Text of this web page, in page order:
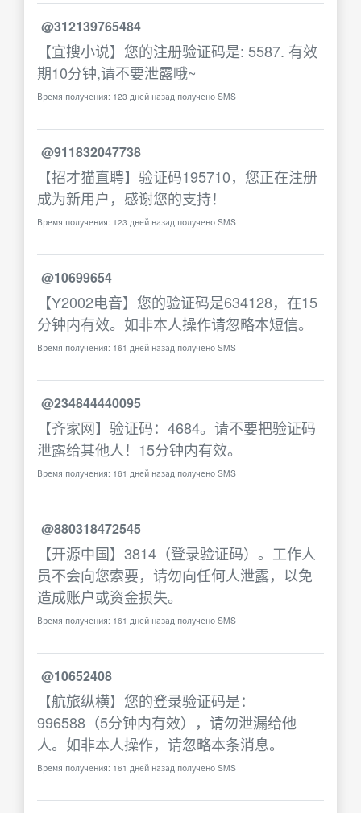
@312139765484
【宜搜小说】您的注册验证码是: 5587. 有效
期10分钟,请不要泄露哦~
Время получения: 123 дней назад получено SMS
@911832047738
【招才猫直聘】验证码195710，您正在注册
成为新用户，感谢您的支持！
Время получения: 123 дней назад получено SMS
@10699654
【Y2002电音】您的验证码是634128，在15
分钟内有效。如非本人操作请忽略本短信。
Время получения: 161 дней назад получено SMS
@234844440095
【齐家网】验证码：4684。请不要把验证码
泄露给其他人！15分钟内有效。
Время получения: 161 дней назад получено SMS
@880318472545
【开源中国】3814（登录验证码）。工作人
员不会向您索要，请勿向任何人泄露，以免
造成账户或资金损失。
Время получения: 161 дней назад получено SMS
@10652408
【航旅纵横】您的登录验证码是：
996588（5分钟内有效），请勿泄漏给他
人。如非本人操作，请忽略本条消息。
Время получения: 161 дней назад получено SMS